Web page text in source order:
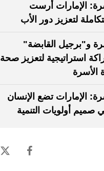
الإمارات أرست
لتعزيز دور الأب
و"برجيل القابضة"
استراتيجية لتعزيز صحة
الأسرة
الإمارات تضع الإنسان
صميم أولويات التنمية